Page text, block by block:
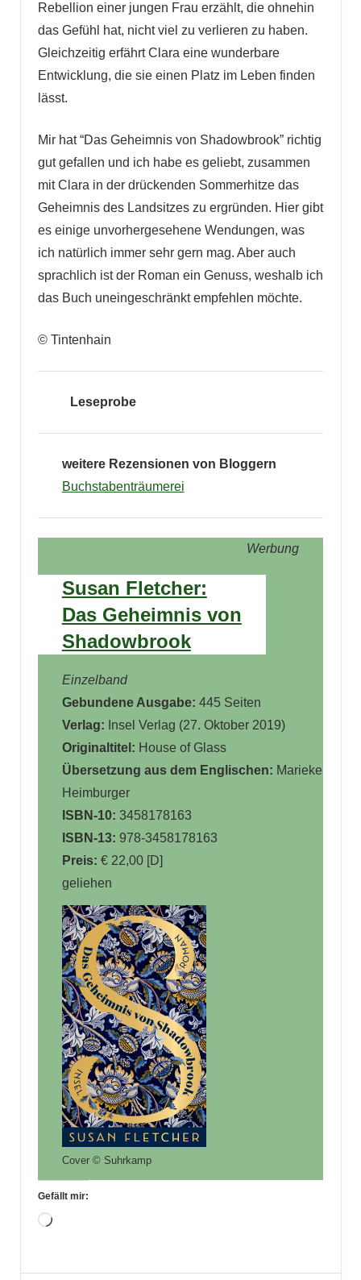
Rebellion einer jungen Frau erzählt, die ohnehin
das Gefühl hat, nicht viel zu verlieren zu haben.
Gleichzeitig erfährt Clara eine wunderbare
Entwicklung, die sie einen Platz im Leben finden
lässt.
Mir hat “Das Geheimnis von Shadowbrook” richtig
gut gefallen und ich habe es geliebt, zusammen
mit Clara in der drückenden Sommerhitze das
Geheimnis des Landsitzes zu ergründen. Hier gibt
es einige unvorhergesehene Wendungen, was
ich natürlich immer sehr gern mag. Aber auch
sprachlich ist der Roman ein Genuss, weshalb ich
das Buch uneingeschränkt empfehlen möchte.
© Tintenhain
Leseprobe
weitere Rezensionen von Bloggern
Buchstabenträumerei
Werbung
Susan Fletcher:
Das Geheimnis von
Shadowbrook
Einzelband
Gebundene Ausgabe: 445 Seiten
Verlag: Insel Verlag (27. Oktober 2019)
Originaltitel: House of Glass
Übersetzung aus dem Englischen: Marieke
Heimburger
ISBN-10: 3458178163
ISBN-13: 978-3458178163
Preis: € 22,00 [D]
geliehen
Cover © Suhrkamp
Gefällt mir:
Wird